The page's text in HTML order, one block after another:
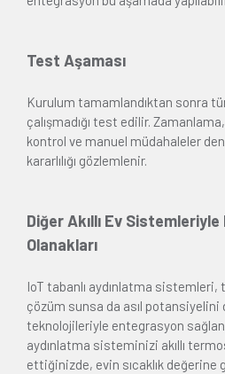
Test Aşaması
Kurulum tamamlandıktan sonra
çalışmadığı test edilir.
kontrol ve manuel müdahaleler
kararlılığı gözlemlenir.
Diğer Akıllı Ev
Olanakları
IoT tabanlı aydınlatma sistemleri,
çözüm sunsa da asıl potansiyelini
teknolojileriyle entegrasyon
aydınlatma sisteminizi akıllı
ettiğinizde, evin sıcaklık değerine